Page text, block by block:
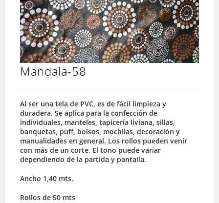
Mandala-58
Al ser una tela de PVC, es de fácil limpieza y
duradera. Se aplica para la confección de
individuales, manteles, tapicería liviana, sillas,
banquetas, puff, bolsos, mochilas, decoración y
manualidades en general. Los rollos pueden venir
con más de un corte. El tono puede variar
dependiendo de la partida y pantalla.
Ancho 1,40 mts.
Rollos de 50 mts